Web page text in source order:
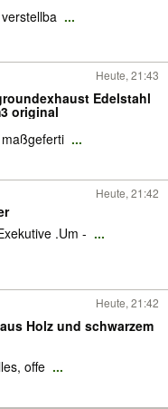
...
Heute, 21:43
Edelstahl
original
...
Heute, 21:42
.Um - ...
Heute, 21:42
Holz und schwarzem
offe ...